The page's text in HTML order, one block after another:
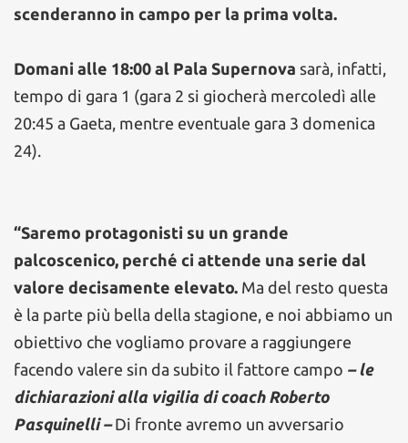
scenderanno in campo per la prima volta.
Domani alle 18:00 al Pala Supernova sarà, infatti,
tempo di gara 1 (gara 2 si giocherà mercoledì alle
20:45 a Gaeta, mentre eventuale gara 3 domenica
24).
“Saremo protagonisti su un grande
palcoscenico, perché ci attende una serie dal
valore decisamente elevato. Ma del resto questa
è la parte più bella della stagione, e noi abbiamo un
obiettivo che vogliamo provare a raggiungere
facendo valere sin da subito il fattore campo – le
dichiarazioni alla vigilia di coach Roberto
Pasquinelli –Di fronte avremo un avversario